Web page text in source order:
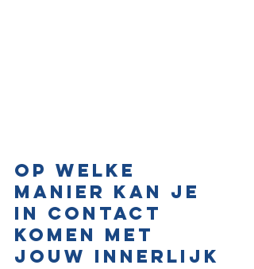
Op welke
manier kan je
in contact
komen met
jouw innerlijk